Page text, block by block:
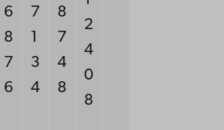
6
8
7
6
7
1
3
4
8
7
4
8
2
4
0
8